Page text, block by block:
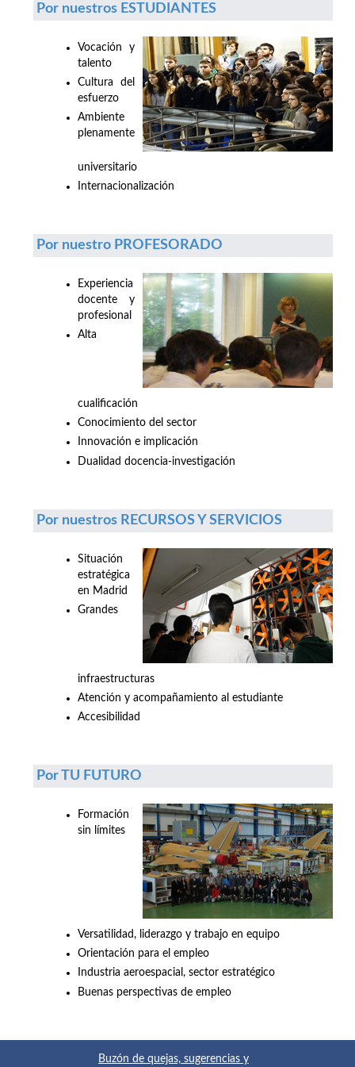
Por nuestros ESTUDIANTES
Vocación y
talento
Cultura del
esfuerzo
Ambiente
plenamente
universitario
Internacionalización
Por nuestro PROFESORADO
Experiencia
docente y
profesional
Alta
cualificación
Conocimiento del sector
Innovación e implicación
Dualidad docencia-investigación
Por nuestros RECURSOS Y SERVICIOS
Situación
estratégica
en Madrid
Grandes
infraestructuras
Atención y acompañamiento al estudiante
Accesibilidad
Por TU FUTURO
Formación
sin límites
Versatilidad, liderazgo y trabajo en equipo
Orientación para el empleo
Industria aeroespacial, sector estratégico
Buenas perspectivas de empleo
Buzón de quejas, sugerencias y